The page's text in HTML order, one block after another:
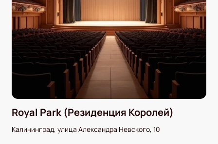
Royal Park (Резиденция Королей)
Калининград, улица Александра Невского, 10